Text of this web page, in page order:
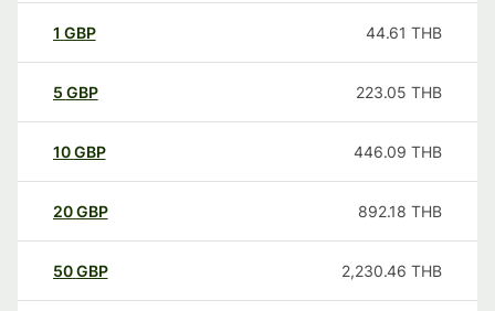
1 GBP 44.61 THB
5 GBP 223.05 THB
10GBP 446.09 THB
20GBP 892.18 THB
50GBP 2,230.46 THB